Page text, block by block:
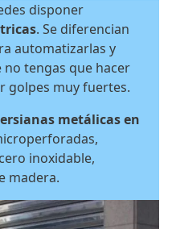
disponer
. Se diferencian
automatizarlas y
tengas que hacer
golpes muy fuertes.
metálicas en
inoxidable,
madera.